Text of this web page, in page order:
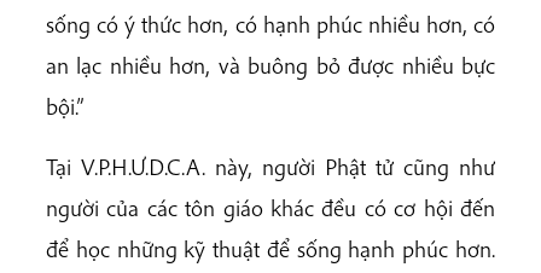
sống có ý thức hơn, có hạnh phúc nhiều hơn, có
an lạc nhiều hơn, và buông bỏ được nhiều bực
bội.”
Tại V.P.H.Ư.D.C.A. này, người Phật tử cũng như
người của các tôn giáo khác đều có cơ hội đến
để học những kỹ thuật để sống hạnh phúc hơn.